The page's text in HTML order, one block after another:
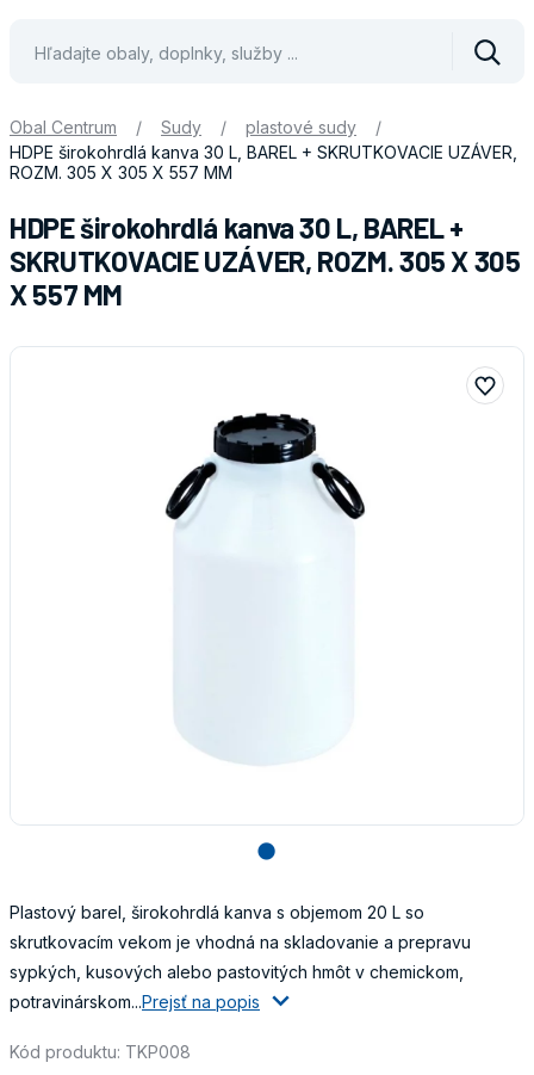
Obal Centrum / Sudy / plastové sudy
/
HDPE širokohrdlá kanva 30 L, BAREL + SKRUTKOVACIE UZÁVER,
ROZM. 305 X 305 X 557 MM
HDPE širokohrdlá kanva 30 L, BAREL +
SKRUTKOVACIE UZÁVER, ROZM. 305 X 305
X 557 MM
lens
Plastový barel, širokohrdlá kanva s objemom 20 L so
skrutkovacím vekom je vhodná na skladovanie a prepravu
sypkých, kusových alebo pastovitých hmôt v chemickom,
potravinárskom...Prejsť na popis
Kód produktu: TKP008